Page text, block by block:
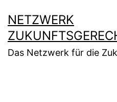
Inhalt
springen
NETZWERK
Das Netzwerk für die